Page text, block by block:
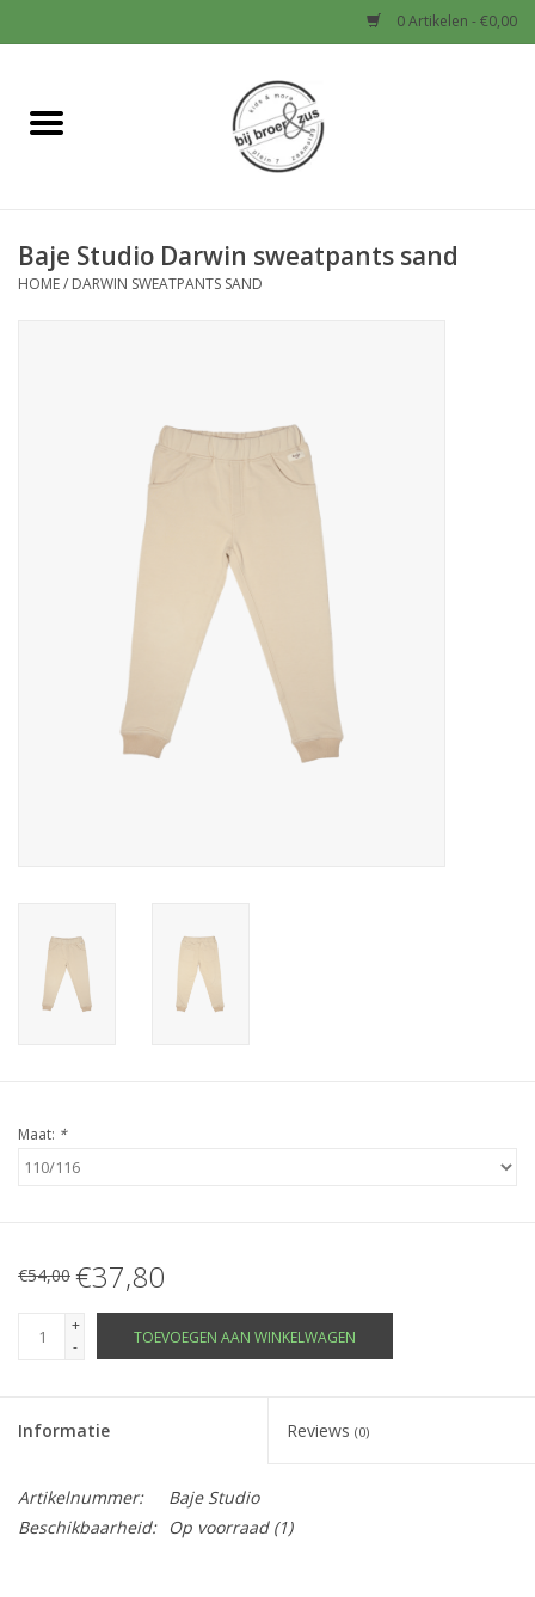
0 Artikelen - €0,00
Home
Baby
Schoenen en Tassen
Cadeaubonnen
Baje Studio Darwin sweatpants sand
HOME/ DARWIN SWEATPANTS SAND
Maat: *
€54,00 €37,80
+
-
TOEVOEGEN AAN WINKELWAGEN
Informatie Reviews (0)
Artikelnummer:
Baje Studio
Beschikbaarheid:
Op voorraad(1)